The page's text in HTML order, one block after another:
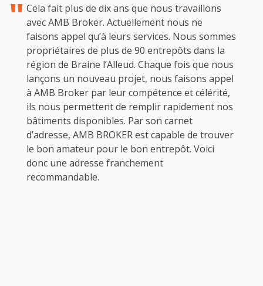
Cela fait plus de dix ans que nous travaillons
avec AMB Broker. Actuellement nous ne
faisons appel qu’à leurs services. Nous sommes
propriétaires de plus de 90 entrepôts dans la
région de Braine l’Alleud. Chaque fois que nous
lançons un nouveau projet, nous faisons appel
à AMB Broker par leur compétence et célérité,
ils nous permettent de remplir rapidement nos
bâtiments disponibles. Par son carnet
d’adresse, AMB BROKER est capable de trouver
le bon amateur pour le bon entrepôt. Voici
donc une adresse franchement
recommandable.